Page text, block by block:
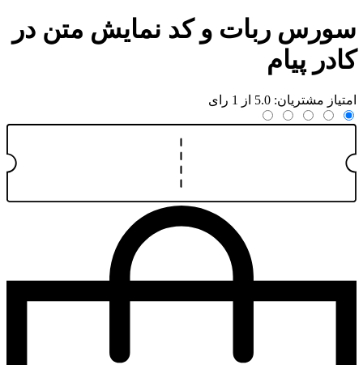
سورس ربات و کد نمایش متن در
کادر پیام
امتیاز مشتریان: 5.0 از 1 رای